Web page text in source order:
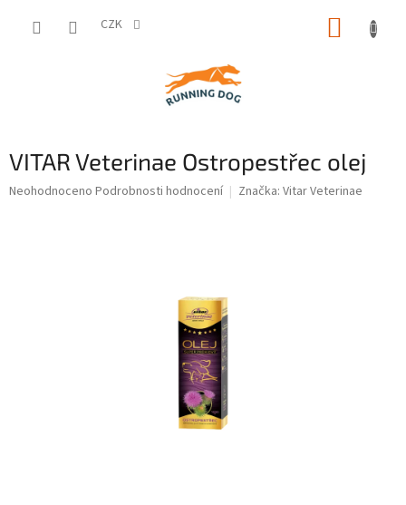
CZK
VITAR Veterinae Ostropestřec olej
Průměrné
Neohodnoceno Podrobnosti hodnocení Značka: Vitar Veterinae